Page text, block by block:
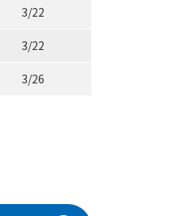
3/22
3/22
3/26